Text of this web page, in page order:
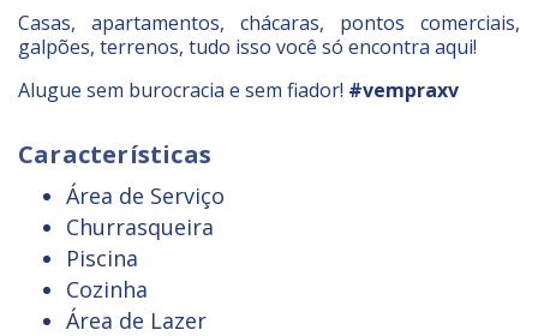
Casas, apartamentos, chácaras, pontos comerciais,
galpões, terrenos, tudo isso você só encontra aqui!
Alugue sem burocracia e sem fiador! #vempraxv
Características
Área de Serviço
Churrasqueira
Piscina
Cozinha
Área de Lazer